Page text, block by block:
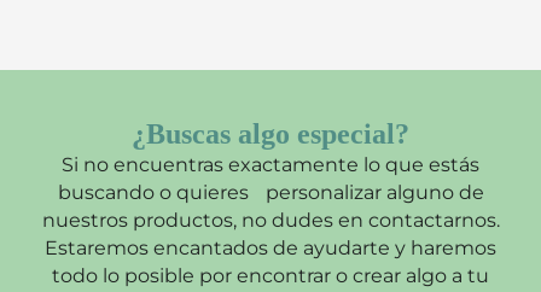
¿Buscas algo especial?
Si no encuentras exactamente lo que estás
buscando o quieres personalizar alguno de
nuestros productos, no dudes en contactarnos.
Estaremos encantados de ayudarte y haremos
todo lo posible por encontrar o crear algo a tu